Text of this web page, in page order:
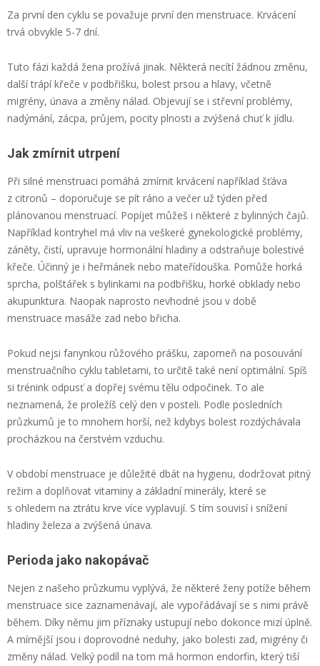
Za první den cyklu se považuje první den menstruace. Krvácení
trvá obvykle 5-7 dní.
Tuto fázi každá žena prožívá jinak. Některá necítí žádnou změnu,
další trápí křeče v podbřišku, bolest prsou a hlavy, včetně
migrény, únava a změny nálad. Objevují se i střevní problémy,
nadýmání, zácpa, průjem, pocity plnosti a zvýšená chuť k jídlu.
Jak zmírnit utrpení
Při silné menstruaci pomáhá zmírnit krvácení například šťáva
z citronů – doporučuje se pít ráno a večer už týden před
plánovanou menstruací. Popíjet můžeš i některé z bylinných čajů.
Například kontryhel má vliv na veškeré gynekologické problémy,
záněty, čistí, upravuje hormonální hladiny a odstraňuje bolestivé
křeče. Účinný je i heřmánek nebo mateřídouška. Pomůže horká
sprcha, polštářek s bylinkami na podbřišku, horké obklady nebo
akupunktura. Naopak naprosto nevhodné jsou v době
menstruace masáže zad nebo břicha.
Pokud nejsi fanynkou růžového prášku, zapomeň na posouvání
menstruačního cyklu tabletami, to určitě také není optimální. Spíš
si trénink odpusť a dopřej svému tělu odpočinek. To ale
neznamená, že proležíš celý den v posteli. Podle posledních
průzkumů je to mnohem horší, než kdybys bolest rozdýchávala
procházkou na čerstvém vzduchu.
V období menstruace je důležité dbát na hygienu, dodržovat pitný
režim a doplňovat vitaminy a základní minerály, které se
s ohledem na ztrátu krve více vyplavují. S tím souvisí i snížení
hladiny železa a zvýšená únava.
Perioda jako nakopávač
Nejen z našeho průzkumu vyplývá, že některé ženy potíže během
menstruace sice zaznamenávají, ale vypořádávají se s nimi právě
během. Díky němu jim příznaky ustupují nebo dokonce mizí úplně.
A mírnější jsou i doprovodné neduhy, jako bolesti zad, migrény či
změny nálad. Velký podíl na tom má hormon endorfin, který tiší